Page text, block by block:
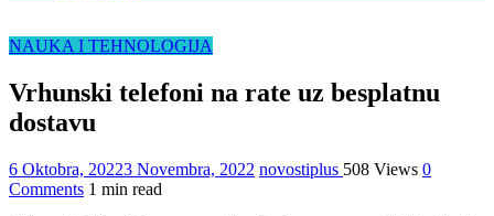
NAUKA I TEHNOLOGIJA
Vrhunski telefoni na rate uz besplatnu
dostavu
6 Oktobra, 20223 Novembra, 2022 novostiplus 508 Views 0
Comments 1 min read